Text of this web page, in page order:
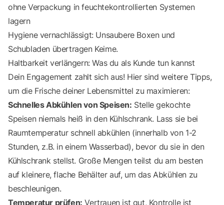
ohne Verpackung in feuchtekontrollierten Systemen
lagern
Hygiene vernachlässigt: Unsaubere Boxen und
Schubladen übertragen Keime.
Haltbarkeit verlängern: Was du als Kunde tun kannst
Dein Engagement zahlt sich aus! Hier sind weitere Tipps,
um die Frische deiner Lebensmittel zu maximieren:
Schnelles Abkühlen von Speisen: Stelle gekochte
Speisen niemals heiß in den Kühlschrank. Lass sie bei
Raumtemperatur schnell abkühlen (innerhalb von 1-2
Stunden, z.B. in einem Wasserbad), bevor du sie in den
Kühlschrank stellst. Große Mengen teilst du am besten
auf kleinere, flache Behälter auf, um das Abkühlen zu
beschleunigen.
Temperatur prüfen: Vertrauen ist gut, Kontrolle ist